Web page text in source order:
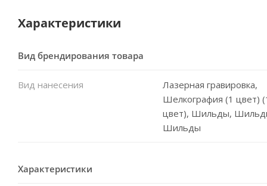
Характеристики
Вид брендирования товара
Вид нанесения
Лазерная гравировка,
Шелкография (1 цвет)
цвет), Шильды,
Шильды
Характеристики